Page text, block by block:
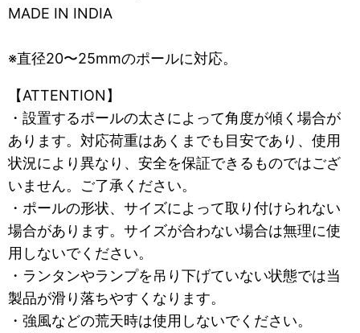
MADE IN INDIA
※直径20〜25mmのポールに対応。
【ATTENTION】
・設置するポールの太さによって角度が傾く場合が
あります。対応荷重はあくまでも目安であり、使用
状況により異なり、安全を保証できるものではござ
いません。ご了承ください。
・ポールの形状、サイズによって取り付けられない
場合があります。サイズが合わない場合は無理に使
用しないでください。
・ランタンやランプを吊り下げていない状態では当
製品が滑り落ちやすくなります。
・強風などの荒天時は使用しないでください。